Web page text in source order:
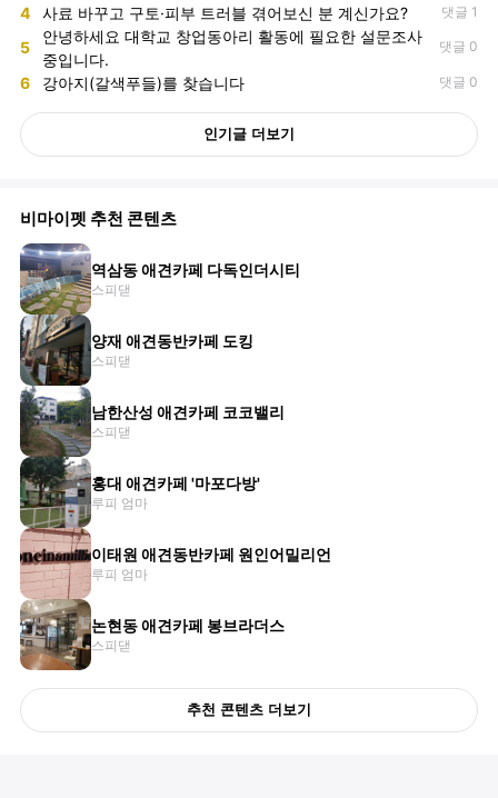
4 사료 바꾸고 구토·피부 트러블 겪어보신 분 계신가요? 댓글 1
5
안녕하세요 대학교 창업동아리 활동에 필요한 설문조사
중입니다.
댓글 0
6 강아지(갈색푸들)를 찾습니다 댓글 0
인기글 더보기
비마이펫 추천 콘텐츠
역삼동 애견카페 다독인더시티
스피댇
양재 애견동반카페 도킹
스피댇
남한산성 애견카페 코코밸리
스피댇
홍대 애견카페 '마포다방'
루피 엄마
이태원 애견동반카페 원인어밀리언
루피 엄마
논현동 애견카페 봉브라더스
스피댇
추천 콘텐츠 더보기